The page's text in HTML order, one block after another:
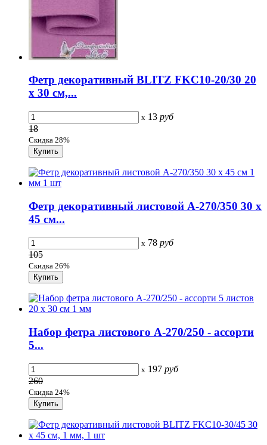
Фетр декоративный BLITZ FKC10-20/30 20
х 30 см,...
x 13 руб
18
Скидка 28%
Фетр декоративный листовой А-270/350 30 х
45 см...
x 78 руб
105
Скидка 26%
Набор фетра листового А-270/250 - ассорти
5...
x 197 руб
260
Скидка 24%